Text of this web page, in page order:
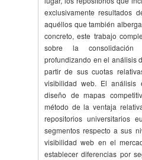
exclusivamente resultados
aquéllos que también
concreto, este trabajo
sobre la consolidación
profundizando en el análisis
partir de sus cuotas
visibilidad web. El análisis
diseño de mapas
método de la ventaja
repositorios universitarios
segmentos respecto a sus
visibilidad web en el
establecer diferencias por